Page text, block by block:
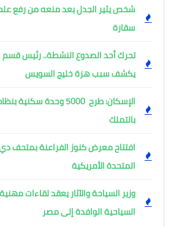
شخص يثير الجدل بعد منعه من رفع
سقارة
تحرك أحد الصدوع النشطة.. رئيس قسم
يكشف سبب هزة خليج السويس
الإسكان: طرح 5000 وحدة
بالتملك
افتتاح معرض كنوز الفراعنة بمتحف
المتحدة الأمريكية
وزير السياحة والآثار يعقد لقاءات
السياحية الوافدة إلى مصر